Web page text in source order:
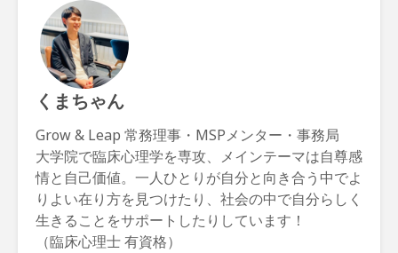
くまちゃん
Grow & Leap 常務理事・MSPメンター・事務局
大学院で臨床心理学を専攻、メインテーマは自尊感
情と自己価値。一人ひとりが自分と向き合う中でよ
りよい在り方を見つけたり、社会の中で自分らしく
生きることをサポートしたりしています！
（臨床心理士 有資格）